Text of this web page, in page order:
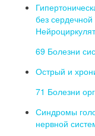
без
69 Болезни
Острый и
71 Болезни
Синдромы
нервной